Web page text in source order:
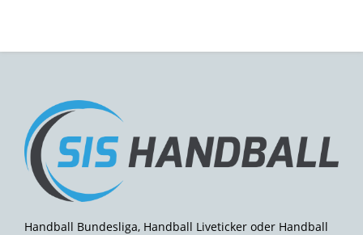
Handball Bundesliga, Handball Liveticker oder Handball